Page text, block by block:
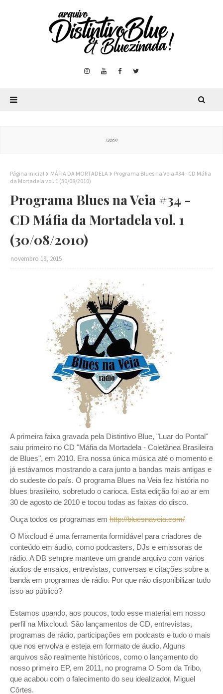
Página inicial MÁFIA DA MORTADELA
Programa Blues na Veia #34 - CD Máfia
da Mortadela vol. 1 (30/08/2010)
Programa Blues na Veia #34 -
CD Máfia da Mortadela vol. 1
(30/08/2010)
novembro 19, 2015
A primeira faixa gravada pela Distintivo Blue, "Luar do Pontal"
saiu primeiro no CD "Máfia da Mortadela - Coletânea Brasileira
de Blues", em 2010. Era nossa única música até o momento e
já estávamos mostrando a cara junto a bandas mais antigas e
do sudeste do país. O programa Blues na Veia fez história no
blues brasileiro, sobretudo o carioca. Esta edição foi ao ar em
30 de agosto de 2010 e tocou todas as faixas do disco.
Ouça todos os programas em http://bluesnaveia.com/
O Mixcloud é uma ferramenta formidável para criadores de
conteúdo em áudio, como podcasters, DJs e emissoras de
rádio. A DB sempre manteve um grande arquivo com vários
áudios de ensaios, entrevistas, conversas e citações sobre a
banda em programas de rádio. Por que não disponibilizar tudo
isso ao público?
Estamos upando, aos poucos, todo esse material em nosso
perfil na Mixcloud. São lançamentos de CD, entrevistas,
programas de rádio, participações em podcasts e tudo o mais
que nos envolva e esteja em formato de áudio. Alguns
arquivos são realmente históricos, como o lançamento do
nosso primeiro EP, em 2011, no programa O Som da Tribo,
que acabou com o falecimento do seu idealizador, Miguel
Côrtes.